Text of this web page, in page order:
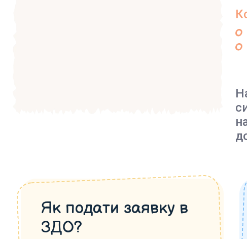
Як подати заявку в
ЗДО?